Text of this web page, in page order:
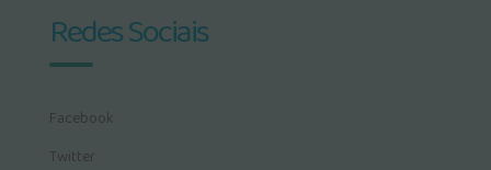
Redes Sociais
Facebook
Twitter